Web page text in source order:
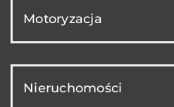
Motoryzacja
Nieruchomości